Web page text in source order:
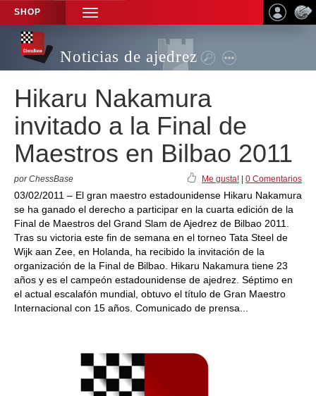
SHOP
TOGGLE
NAVIGATION
Noticias de ajedrez
Hikaru Nakamura
invitado a la Final de
Maestros en Bilbao 2011
por ChessBase Me gusta! 0 Comentarios
03/02/2011 – El gran maestro estadounidense Hikaru Nakamura
se ha ganado el derecho a participar en la cuarta edición de la
Final de Maestros del Grand Slam de Ajedrez de Bilbao 2011.
Tras su victoria este fin de semana en el torneo Tata Steel de
Wijk aan Zee, en Holanda, ha recibido la invitación de la
organización de la Final de Bilbao. Hikaru Nakamura tiene 23
años y es el campeón estadounidense de ajedrez. Séptimo en
el actual escalafón mundial, obtuvo el título de Gran Maestro
Internacional con 15 años. Comunicado de prensa...